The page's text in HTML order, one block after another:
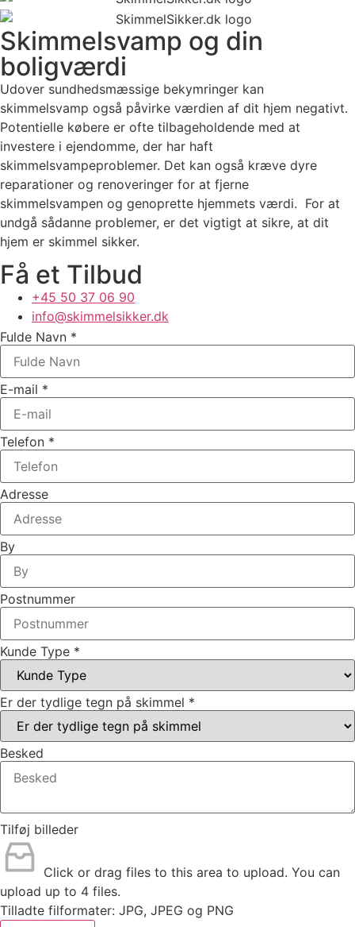
Skimmelsvamp og din
boligværdi
Udover sundhedsmæssige bekymringer kan
skimmelsvamp også påvirke værdien af dit hjem negativt.
Potentielle købere er ofte tilbageholdende med at
investere i ejendomme, der har haft
skimmelsvampeproblemer. Det kan også kræve dyre
reparationer og renoveringer for at fjerne
skimmelsvampen og genoprette hjemmets værdi. For at
undgå sådanne problemer, er det vigtigt at sikre, at dit
hjem er skimmel sikker.
Få et Tilbud
+45 50 37 06 90
info@skimmelsikker.dk
Fulde Navn *
E-mail *
Telefon *
Adresse
By
Postnummer
Kunde Type *
Er der tydlige tegn på skimmel *
Besked
Tilføj billeder
Click or drag files to this area to upload. You can
upload up to 4 files.
Tilladte filformater: JPG, JPEG og PNG